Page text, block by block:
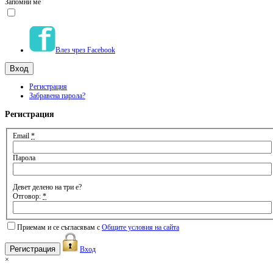
Запомни ме
Влез чрез Facebook
Регистрация
Забравена парола?
Регистрация
Email *
Парола
Девет делено на три е?
Отговор: *
Приемам и се съгласявам с Общите условия на сайта
Вход
×